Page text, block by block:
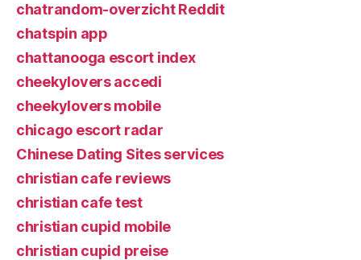
chatrandom-overzicht Reddit
chatspin app
chattanooga escort index
cheekylovers accedi
cheekylovers mobile
chicago escort radar
Chinese Dating Sites services
christian cafe reviews
christian cafe test
christian cupid mobile
christian cupid preise